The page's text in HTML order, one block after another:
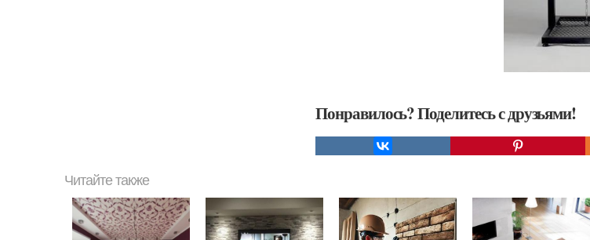
Понравилось? Поделитесь с друзьями!
Читайте также